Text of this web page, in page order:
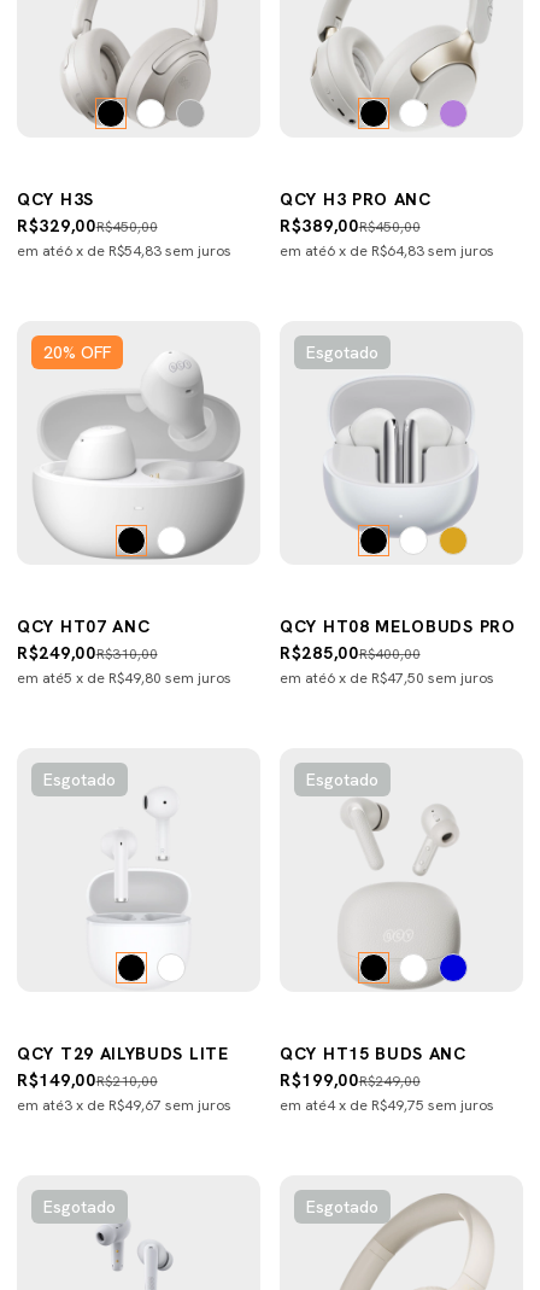
QCY H3S
R$450,00
R$329,00
em até6x de R$54,83sem juros
QCY H3 PRO ANC
R$450,00
R$389,00
em até6x de R$64,83sem juros
20% OFF
QCY HT07 ANC
R$310,00
R$249,00
em até5 x de R$49,80 sem juros
Esgotado
QCY HT08 MELOBUDS PRO
R$400,00
R$285,00
em até6x de R$47,50 sem juros
Esgotado
QCY T29 AILYBUDS LITE
R$210,00
R$149,00
em até3x de R$49,67 sem juros
Esgotado
QCY HT15 BUDS ANC
R$249,00
R$199,00
em até4x de R$49,75 sem juros
Esgotado Esgotado